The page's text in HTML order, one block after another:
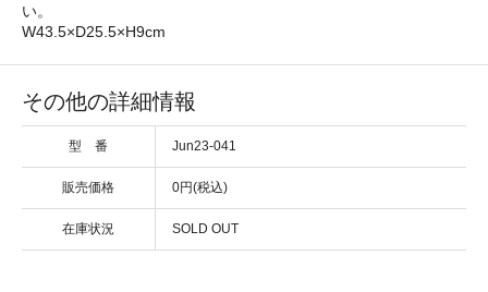
い。
W43.5×D25.5×H9cm
その他の詳細情報
型 番 Jun23-041
販売価格 0円(税込)
在庫状況 SOLD OUT